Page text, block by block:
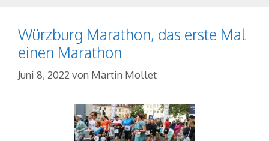
Würzburg Marathon, das erste Mal
einen Marathon
Juni 8, 2022 von Martin Mollet